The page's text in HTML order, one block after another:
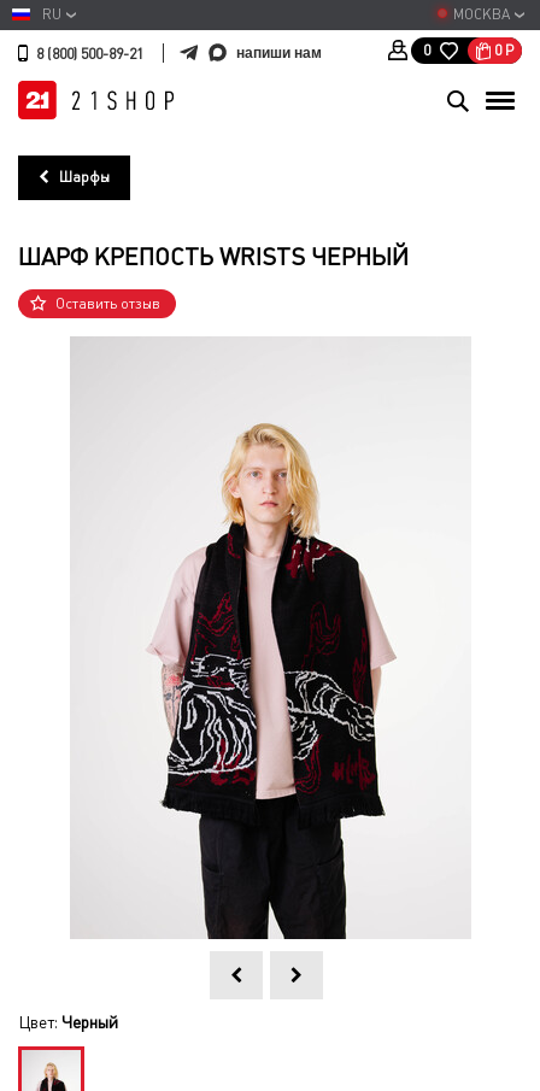
МОСКВА
RU
8 (800) 500-89-21 напиши нам 0 0 Р
Шарфы
ШАРФ КРЕПОСТЬ WRISTS ЧЕРНЫЙ
Оставить отзыв
Цвет: Черный